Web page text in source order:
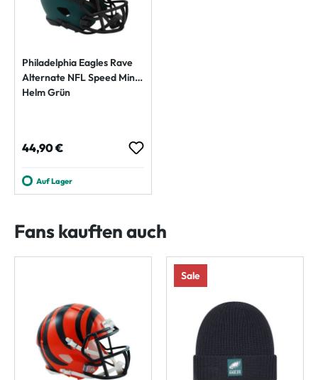
Philadelphia Eagles Rave
Alternate NFL Speed Mini
Helm Grün
Regulärer Preis:
44,90 €
Auf Lager
Fans kauften auch
Sale